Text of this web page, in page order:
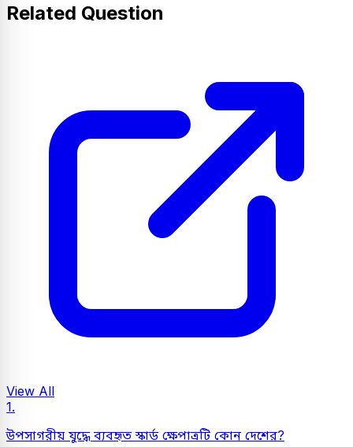
Related Question
View All
1.
উপসাগরীয় যুদ্ধে ব্যবহৃত স্কার্ড ক্ষেপাত্রটি কোন দেশের?